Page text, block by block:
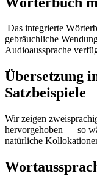
Das integrierte
gebräuchliche
Audioaussprache
Übersetzung
Satzbeispiele
Wir zeigen
hervorgehoben — so
natürliche